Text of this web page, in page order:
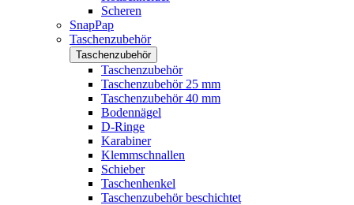
Scheren
SnapPap
Taschenzubehör
Taschenzubehör
Taschenzubehör
Taschenzubehör 25 mm
Taschenzubehör 40 mm
Bodennägel
D-Ringe
Karabiner
Klemmschnallen
Schieber
Taschenhenkel
Taschenzubehör beschichtet